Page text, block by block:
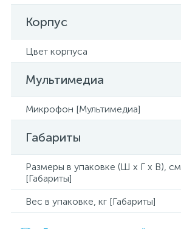
Корпус
Цвет корпуса
Мультимедиа
Микрофон [Мультимедиа]
Габариты
Размеры в упаковке (Ш x Г x В), см
[Габариты]
Вес в упаковке, кг [Габариты]